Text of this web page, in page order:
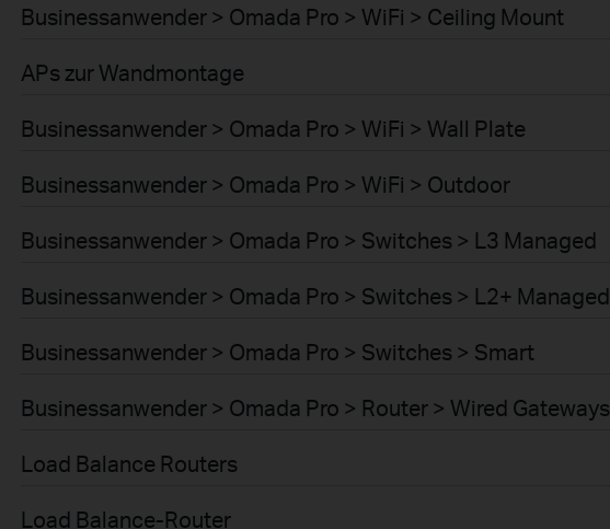
Businessanwender > Omada Pro > WiFi > Ceiling Mount
APs zur Wandmontage
Businessanwender > Omada Pro > WiFi > Wall Plate
Businessanwender > Omada Pro > WiFi > Outdoor
Businessanwender > Omada Pro > Switches > L3 Managed
Businessanwender > Omada Pro > Switches > L2+ Managed
Businessanwender > Omada Pro > Switches > Smart
Businessanwender > Omada Pro > Router > Wired Gateways
Load Balance Routers
Load Balance-Router